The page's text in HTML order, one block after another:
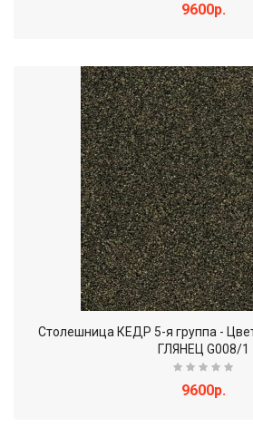
9600р.
Столешница КЕДР 5-я группа -
ГЛЯНЕЦ G008/1
9600р.